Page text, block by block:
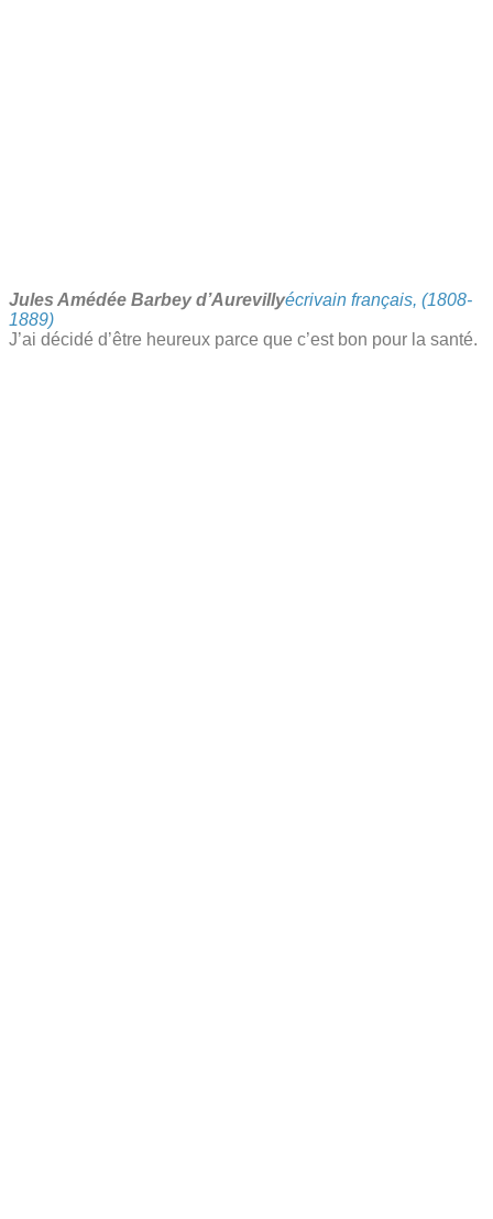
Jules Amédée Barbey d’Aurevillyécrivain français, (1808-
1889)
J’ai décidé d’être heureux parce que c’est bon pour la santé.